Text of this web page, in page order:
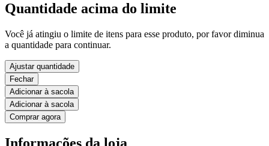
Quantidade acima do limite
Você já atingiu o limite de itens para esse produto, por favor diminua
a quantidade para continuar.
Ajustar quantidade
Fechar
Adicionar à sacola
Adicionar à sacola
Comprar agora